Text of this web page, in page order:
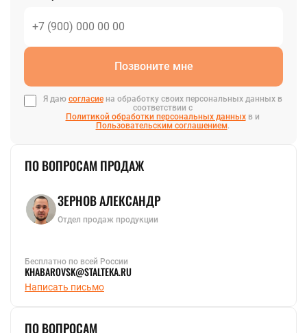
Позвоните мне
Я даю согласиена обработку своих персональных данных в
соответствии с
Политикой обработки персональных данныхв и
Пользовательским соглашением.
ПО ВОПРОСАМ ПРОДАЖ
ЗЕРНОВ АЛЕКСАНДР
Отдел продаж продукции
Бесплатно по всей России
KHABAROVSK@STALTEKA.RU
Написать письмо
ПО ВОПРОСАМ